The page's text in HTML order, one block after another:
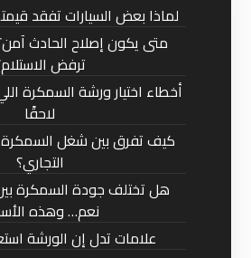
لماذا بعض السيارات تفقد
متى يكون إصلاح الحادث
ترفض
أخطاء اختيار ورشة السمكرة
لاحقًا
كيف تفرق بين شغل
التجاري؟
هل تختلف جودة السمكرة
نعم… وهذه
علامات تدل إن الورشة